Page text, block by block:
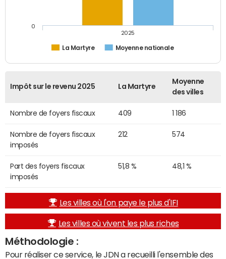
La Martyre Moyenne nationale
2025
0
Impôt sur le revenu 2025 La Martyre
Moyenne
des villes
Nombre de foyers fiscaux 409 1 186
Nombre de foyers fiscaux
imposés
212 574
Part des foyers fiscaux
imposés
51,8 % 48,1 %
Les villes où l'on paye le plus d'IFI
Les villes où vivent les plus riches
Méthodologie :
Pour réaliser ce service, le JDN a recueilli l'ensemble des